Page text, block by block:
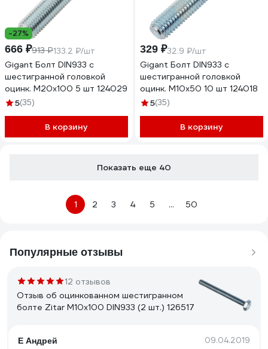
-27%
666 ₽913 ₽133.2 ₽/шт
Gigant Болт DIN933 с
шестигранной головкой
оцинк. М20x100 5 шт 124029
5(35)
В корзину
329 ₽32.9 ₽/шт
Gigant Болт DIN933 с
шестигранной головкой
оцинк. М10x50 10 шт 124018
5(35)
В корзину
Показать еще 40
1 2 3 4 5 ... 50
Популярные отзывы
12 отзывов
Отзыв об оцинкованном шестигранном
болте Zitar М10х100 DIN933 (2 шт.) 126517
Е Андрей 09.04.2019